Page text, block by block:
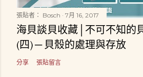
張貼者： Bosch 7月 16, 2017
海貝談貝收藏│不可不知的
(四) ─ 貝殼的處理與存放
分享 張貼留言